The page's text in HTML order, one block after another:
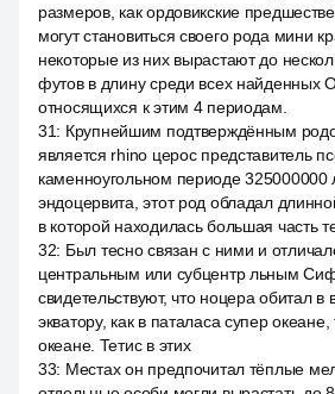
размеров, как ордовикские
могут становиться своего рода мини
некоторые из них вырастают до
футов в длину среди всех найденных
относящихся к этим 4 периодам.
31: Крупнейшим подтверждённым
является rhino церос представитель
каменноугольном периоде 325000000
эндоцервита, этот род обладал
в которой находилась большая часть
32: Был тесно связан с ними и
центральным или субцентр льным
свидетельствуют, что ноцера обитал в
экватору, как в паталаса супер
океане. Тетис в этих
33: Местах он предпочитал тёплые